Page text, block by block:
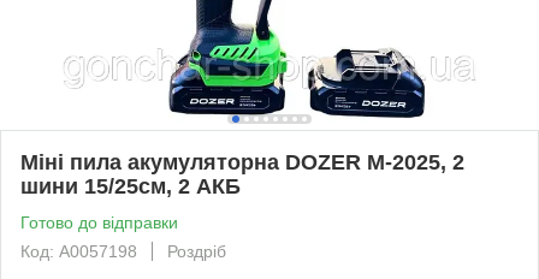
Міні пила акумуляторна DOZER M-2025, 2
шини 15/25см, 2 АКБ
Готово до відправки
Код: А0057198
Роздріб